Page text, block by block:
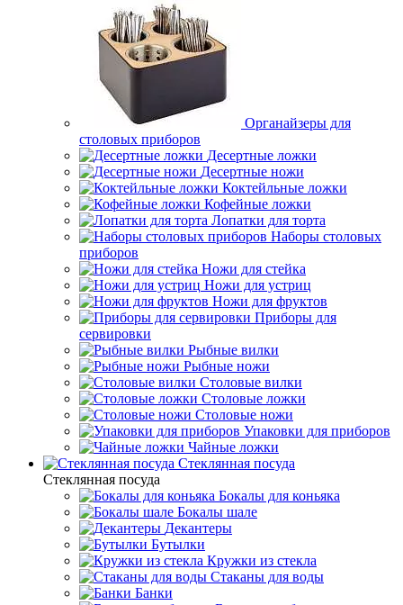
Органайзеры для
столовых приборов
Десертные ложки
Десертные ножи
Коктейльные ложки
Кофейные ложки
Лопатки для торта
Наборы столовых
приборов
Ножи для стейка
Ножи для устриц
Ножи для фруктов
Приборы для
сервировки
Рыбные вилки
Рыбные ножи
Столовые вилки
Столовые ложки
Столовые ножи
Упаковки для приборов
Чайные ложки
Стеклянная посуда
Стеклянная посуда
Бокалы для коньяка
Бокалы шале
Декантеры
Бутылки
Кружки из стекла
Стаканы для воды
Банки